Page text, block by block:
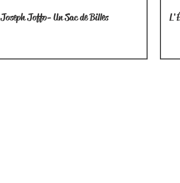
Joseph Joffo- Un Sac de Billes